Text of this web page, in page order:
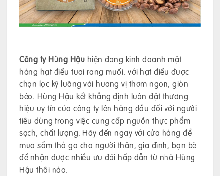
Công ty Hùng Hậu hiện đang kinh doanh mặt
hàng hạt điều tươi rang muối, với hạt điều được
chọn lọc kỹ lưỡng với hương vị thơm ngon, giòn
béo. Hùng Hậu kết khẳng định luôn đặt thương
hiệu uy tín của công ty lên hàng đầu đối với người
tiêu dùng trong việc cung cấp nguồn thực phẩm
sạch, chất lượng. Hãy đến ngay với cửa hàng để
mua sắm thả ga cho người thân, gia đình, bạn bè
để nhận được nhiều ưu đãi hấp dẫn từ nhà Hùng
Hậu thôi nào.